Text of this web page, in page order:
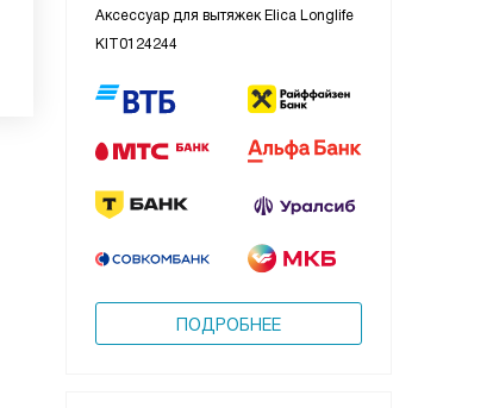
Аксессуар для вытяжек Elica Longlife
KIT0124244
ПОДРОБНЕЕ